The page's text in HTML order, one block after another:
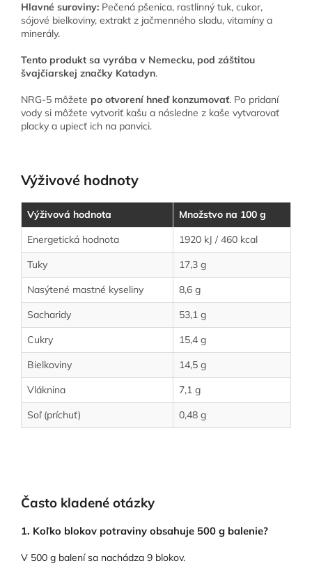
Hlavné suroviny: Pečená pšenica, rastlinný tuk, cukor,
sójové bielkoviny, extrakt z jačmenného sladu, vitamíny a
minerály.
Tento produkt sa vyrába v Nemecku, pod záštitou
švajčiarskej značky Katadyn.
NRG-5 môžete po otvorení hneď konzumovať. Po pridaní
vody si môžete vytvoriť kašu a následne z kaše vytvarovať
placky a upiecť ich na panvici.
Výživové hodnoty
Výživová hodnota
Množstvo na 100 g
Energetická hodnota
1920 kJ / 460 kcal
Tuky
17,3 g
Nasýtené mastné kyseliny
8,6 g
Sacharidy
53,1 g
Cukry
15,4 g
Bielkoviny
14,5 g
Vláknina
7,1 g
Soľ (príchuť)
0,48 g
Často kladené otázky
1. Koľko blokov potraviny obsahuje 500 g balenie?
V 500 g balení sa nachádza 9 blokov.